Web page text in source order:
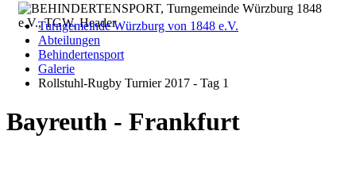
Turngemeinde Würzburg von 1848 e.V.
Abteilungen
Behindertensport
Galerie
Rollstuhl-Rugby Turnier 2017 - Tag 1
Bayreuth - Frankfurt